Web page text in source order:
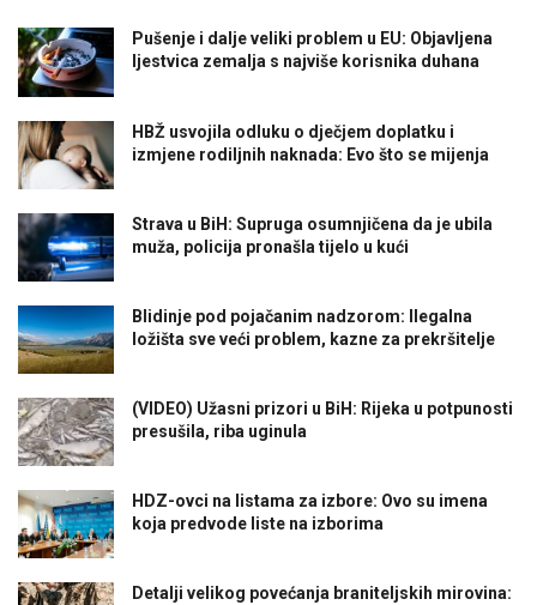
Pušenje i dalje veliki problem u EU: Objavljena
ljestvica zemalja s najviše korisnika duhana
HBŽ usvojila odluku o dječjem doplatku i
izmjene rodiljnih naknada: Evo što se mijenja
Strava u BiH: Supruga osumnjičena da je ubila
muža, policija pronašla tijelo u kući
Blidinje pod pojačanim nadzorom: Ilegalna
ložišta sve veći problem, kazne za prekršitelje
(VIDEO) Užasni prizori u BiH: Rijeka u potpunosti
presušila, riba uginula
HDZ-ovci na listama za izbore: Ovo su imena
koja predvode liste na izborima
Detalji velikog povećanja braniteljskih mirovina: